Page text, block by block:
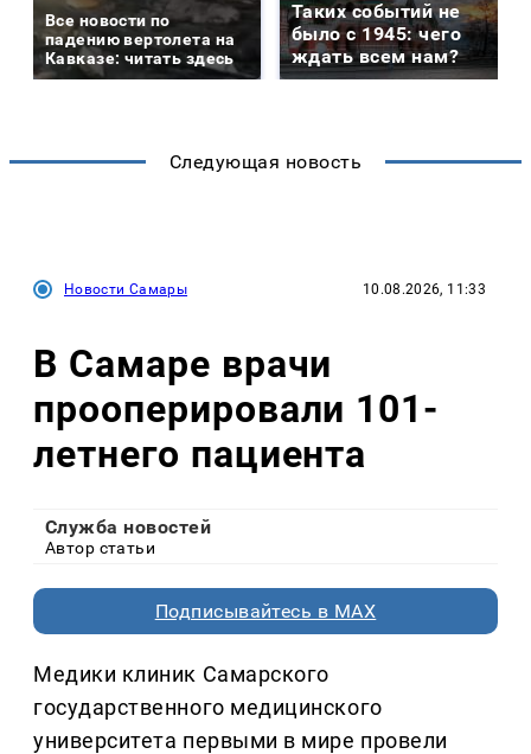
Все новости по
падению вертолета на
Кавказе: читать здесь
Таких событий не
было с 1945: чего
ждать всем нам?
Следующая новость
Новости Самары 10.08.2026, 11:33
В Самаре врачи
прооперировали 101-
летнего пациента
Служба новостей
Автор статьи
Подписывайтесь в MAX
Медики клиник Самарского
государственного медицинского
университета первыми в мире провели